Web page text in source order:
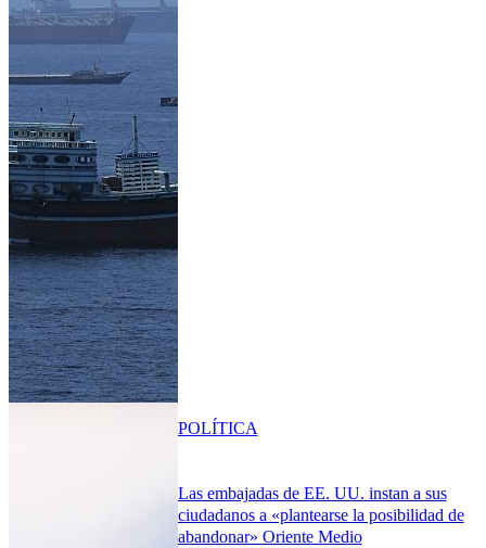
Las embajadas de EE. UU. instan a sus
ciudadanos a «plantearse la posibilidad de
abandonar» Oriente Medio
POLÍTICA